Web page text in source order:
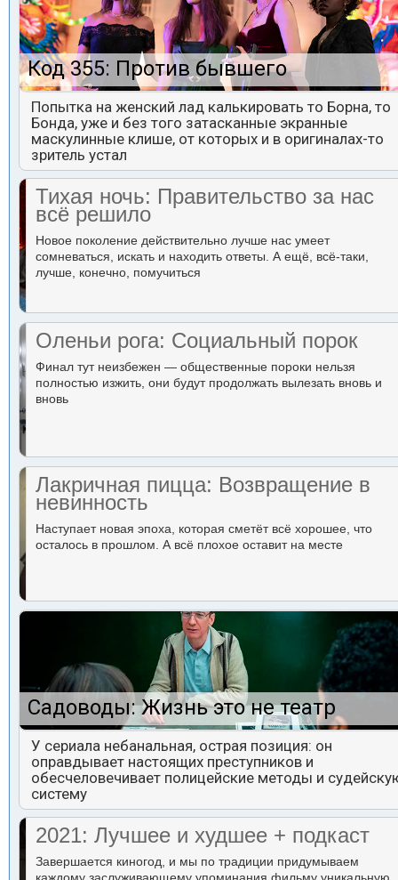
Код 355: Против бывшего
Попытка на женский лад калькировать то Борна, то
Бонда, уже и без того затасканные экранные
маскулинные клише, от которых и в оригиналах-то
зритель устал
Тихая ночь: Правительство за нас
всё решило
Новое поколение действительно лучше нас умеет
сомневаться, искать и находить ответы. А ещё, всё-таки,
лучше, конечно, помучиться
Оленьи рога: Социальный порок
Финал тут неизбежен — общественные пороки нельзя
полностью изжить, они будут продолжать вылезать вновь и
вновь
Лакричная пицца: Возвращение в
невинность
Наступает новая эпоха, которая сметёт всё хорошее, что
осталось в прошлом. А всё плохое оставит на месте
Садоводы: Жизнь это не театр
У сериала небанальная, острая позиция: он
оправдывает настоящих преступников и
обесчеловечивает полицейские методы и
систему
2021: Лучшее и худшее + подкаст
Завершается киногод, и мы по традиции придумываем